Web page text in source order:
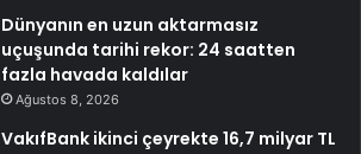
Dünyanın en uzun aktarmasız
uçuşunda tarihi rekor: 24 saatten
fazla havada kaldılar
Ağustos 8, 2026
VakıfBank ikinci çeyrekte 16,7 milyar TL